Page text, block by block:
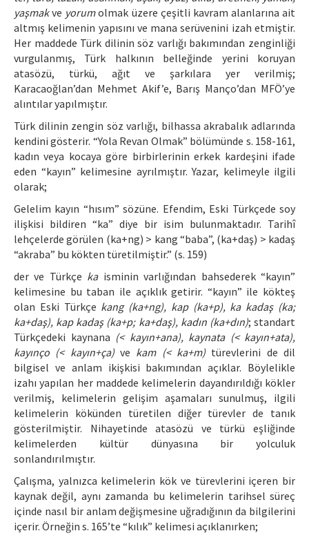
yaşmakve yorumolmak üzere çeşitli kavram alanlarına ait
altmış kelimenin yapısını ve mana serüvenini izah etmiştir.
Her maddede Türk dilinin söz varlığı bakımından zenginliği
vurgulanmış, Türk halkının belleğinde yerini koruyan
atasözü, türkü, ağıt ve şarkılara yer verilmiş;
Karacaoğlan’dan Mehmet Akif’e, Barış Manço’dan MFÖ’ye
alıntılar yapılmıştır.
Türk dilinin zengin söz varlığı, bilhassa akrabalık adlarında
kendini gösterir. “Yola Revan Olmak” bölümünde s. 158-161,
kadın veya kocaya göre birbirlerinin erkek kardeşini ifade
eden “kayın” kelimesine ayrılmıştır. Yazar, kelimeyle ilgili
olarak;
Gelelim kayın “hısım” sözüne. Efendim, Eski Türkçede soy
ilişkisi bildiren “ka” diye bir isim bulunmaktadır. Tarihî
lehçelerde görülen (ka+ng) > kang “baba”, (ka+daş) > kadaş
“akraba” bu kökten türetilmiştir.” (s. 159)
der ve Türkçe kaisminin varlığından bahsederek “kayın”
kelimesine bu taban ile açıklık getirir. “kayın” ile kökteş
olan Eski Türkçe kang (ka+ng), kap (ka+p), ka kadaş (ka;
ka+daş), kap kadaş (ka+p; ka+daş), kadın (ka+dın); standart
Türkçedeki kaynana (< kayın+ana), kaynata (< kayın+ata),
kayınço (< kayın+ça)ve kam (< ka+m) türevlerini de dil
bilgisel ve anlam ikişkisi bakımından açıklar. Böylelikle
izahı yapılan her maddede kelimelerin dayandırıldığı kökler
verilmiş, kelimelerin gelişim aşamaları sunulmuş, ilgili
kelimelerin kökünden türetilen diğer türevler de tanık
gösterilmiştir. Nihayetinde atasözü ve türkü eşliğinde
kelimelerden kültür dünyasına bir yolculuk
sonlandırılmıştır.
Çalışma, yalnızca kelimelerin kök ve türevlerini içeren bir
kaynak değil, aynı zamanda bu kelimelerin tarihsel süreç
içinde nasıl bir anlam değişmesine uğradığının da bilgilerini
içerir. Örneğin s. 165’te “kılık” kelimesi açıklanırken;